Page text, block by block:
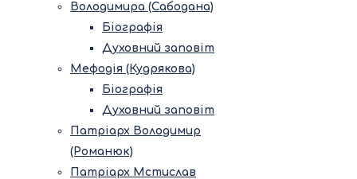
Володимира (Сабодана)
Біографія
Духовний заповіт
Мефодія (Кудрякова)
Біографія
Духовний заповіт
Патріарх Володимир
(Романюк)
Патріарх Мстислав